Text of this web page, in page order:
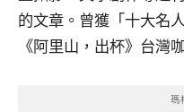
的文章。曾獲「十大名
《阿里山，出杯》台灣
瑪